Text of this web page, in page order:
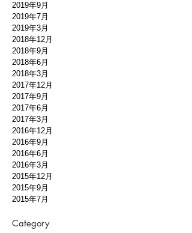
2019年9月
2019年7月
2019年3月
2018年12月
2018年9月
2018年6月
2018年3月
2017年12月
2017年9月
2017年6月
2017年3月
2016年12月
2016年9月
2016年6月
2016年3月
2015年12月
2015年9月
2015年7月
Category